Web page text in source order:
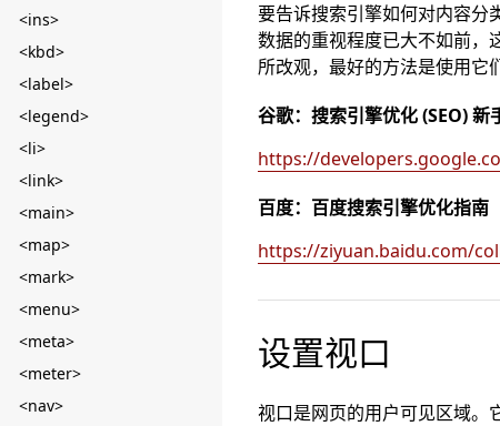
<ins>
<kbd>
<label>
<legend>
<li>
<link>
<main>
<map>
<mark>
<menu>
<meta>
<meter>
<nav>
要告诉搜索引擎如何对内容
数据的重视程度已大不如前，
所改观，最好的方法是使用它
谷歌：搜索引擎优化 (SEO) 新
https://
百度：百度搜索引擎优化指南
https://ziyuan.baidu.com/
设置视口
视口是网页的用户可见区域。